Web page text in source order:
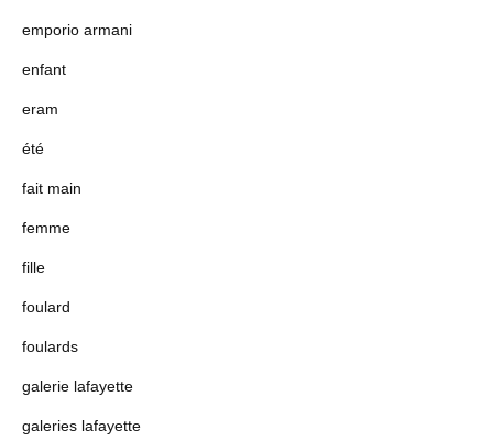
emporio armani
enfant
eram
été
fait main
femme
fille
foulard
foulards
galerie lafayette
galeries lafayette